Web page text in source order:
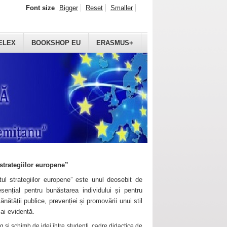
BOOKSHOP EU ERASMUS+
Font size Bigger Reset Smaller
europene”
strategiilor europene” este unul deosebit de
pentru bunăstarea individului și pentru
publice, prevenției și promovării unui stil
evidentă.